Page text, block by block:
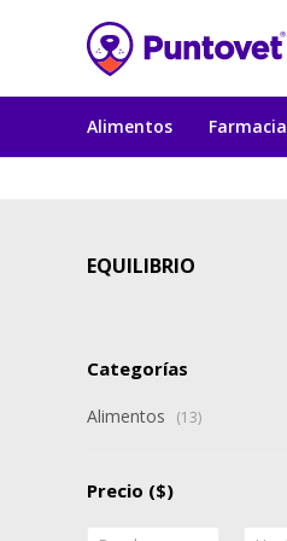
Alimentos Farmacia
EQUILIBRIO
Categorías
Alimentos (13)
Precio ($)